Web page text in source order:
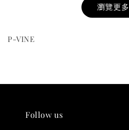
THT 九週年紀念 T-shirt
NT$ 780
瀏覽更多
P-VINE
Follow us